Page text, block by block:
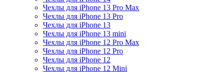
Чехлы для iPhone 13 Pro Max
Чехлы для iPhone 13 Pro
Чехлы для iPhone 13
Чехлы для iPhone 13 mini
Чехлы для iPhone 12 Pro Max
Чехлы для iPhone 12 Pro
Чехлы для iPhone 12
Чехлы для iPhone 12 Mini